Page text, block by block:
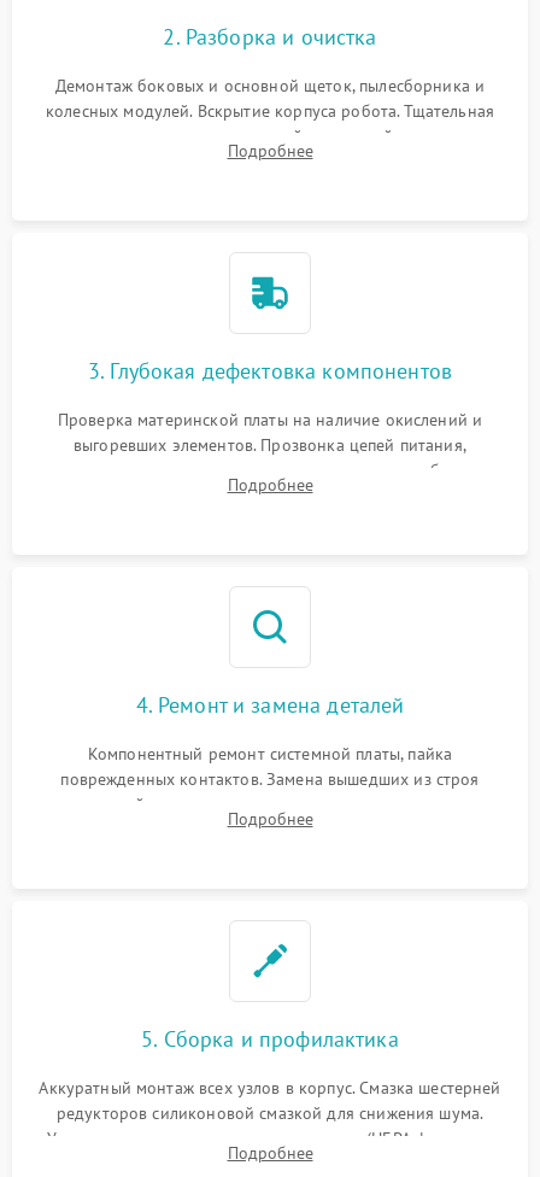
2. Разборка и очистка
Демонтаж боковых и основной щеток, пылесборника и
колесных модулей. Вскрытие корпуса робота. Тщательная
очистка внутренних полостей, шестерней и плат от
скопившейся пыли, волос и шерсти животных с
Подробнее
3. Глубокая дефектовка компонентов
Проверка материнской платы на наличие окислений и
выгоревших элементов. Прозвонка цепей питания,
тестирование приводных моторов колес и турбины
всасывания. Оценка состояния оптических и инфракрасных
Подробнее
4. Ремонт и замена деталей
Компонентный ремонт системной платы, пайка
поврежденных контактов. Замена вышедших из строя
двигателей, изношенного аккумулятора, неисправного
лидара или помпы подачи воды. Восстановление шлейфов и
Подробнее
5. Сборка и профилактика
Аккуратный монтаж всех узлов в корпус. Смазка шестерней
редукторов силиконовой смазкой для снижения шума.
Установка новых расходных материалов (HEPA-фильтров,
микрофибры, щеток). Надежная фиксация разъемов и
Подробнее